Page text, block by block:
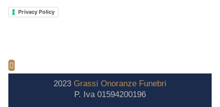
Privacy Policy
2023 Grassi Onoranze Funebri
P. Iva 01594200196